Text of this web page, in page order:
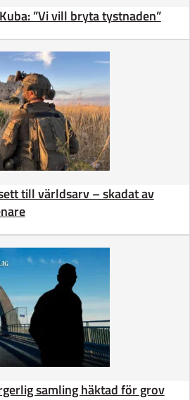
”Vi vill bryta tystnaden”
till världsarv – skadat av
samling häktad för grov